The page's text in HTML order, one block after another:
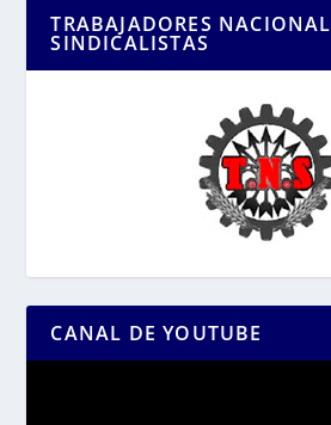
TRABAJADORES NACIONAL
SINDICALISTAS
CANAL DE YOUTUBE